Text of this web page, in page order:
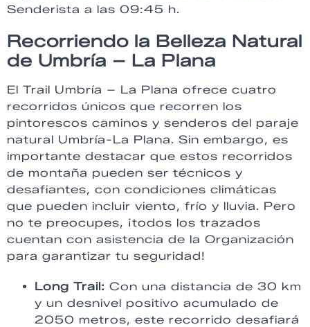
Senderista a las 09:45 h.
Recorriendo la Belleza Natural
de Umbría – La Plana
El Trail Umbría – La Plana ofrece cuatro
recorridos únicos que recorren los
pintorescos caminos y senderos del paraje
natural Umbría-La Plana. Sin embargo, es
importante destacar que estos recorridos
de montaña pueden ser técnicos y
desafiantes, con condiciones climáticas
que pueden incluir viento, frío y lluvia. Pero
no te preocupes, ¡todos los trazados
cuentan con asistencia de la Organización
para garantizar tu seguridad!
Long Trail: Con una distancia de 30 km
y un desnivel positivo acumulado de
2050 metros, este recorrido desafiará